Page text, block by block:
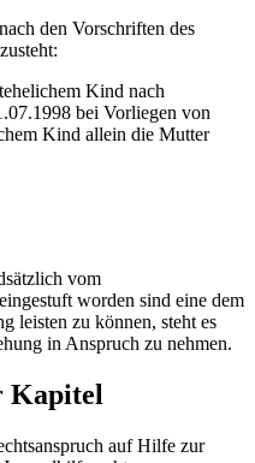
den Vorschriften des
Kind nach
bei Vorliegen von
Kind allein die Mutter
vom
worden sind eine dem
leisten zu können, steht es
in Anspruch zu nehmen.
Kapitel
auf Hilfe zur